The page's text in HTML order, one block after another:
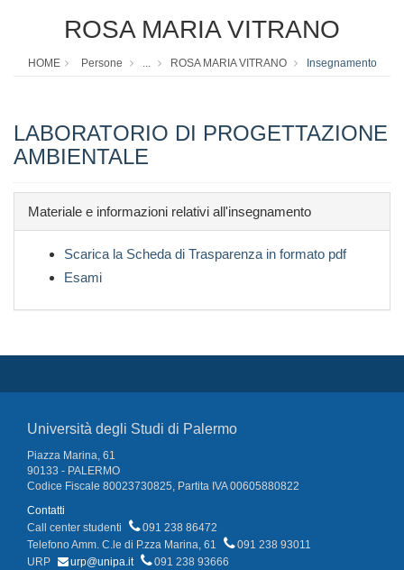
ROSA MARIA VITRANO
HOME Persone ... ROSA MARIA VITRANO Insegnamento
LABORATORIO DI PROGETTAZIONE
AMBIENTALE
Materiale e informazioni relativi all'insegnamento
Scarica la Scheda di Trasparenza in formato pdf
Esami
Università degli Studi di Palermo
Piazza Marina, 61
90133 - PALERMO
Codice Fiscale 80023730825, Partita IVA 00605880822
Contatti
Call center studenti
091 238 86472
Telefono Amm. C.le di P.zza Marina, 61
091 238 93011
URP
urp@unipa.it
091 238 93666